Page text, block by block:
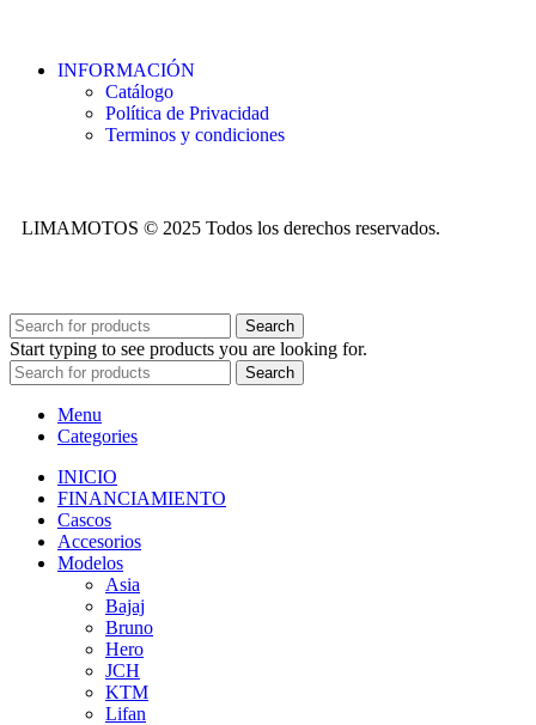
INFORMACIÓN
Catálogo
Política de Privacidad
Terminos y condiciones
LIMAMOTOS © 2025 Todos los derechos reservados.
Search
Start typing to see products you are looking for.
Search
Menu
Categories
INICIO
FINANCIAMIENTO
Cascos
Accesorios
Modelos
Asia
Bajaj
Bruno
Hero
JCH
KTM
Lifan